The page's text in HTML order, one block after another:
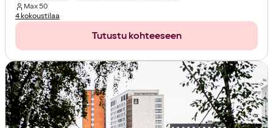
Max50
4 kokoustilaa
Tutustu kohteeseen